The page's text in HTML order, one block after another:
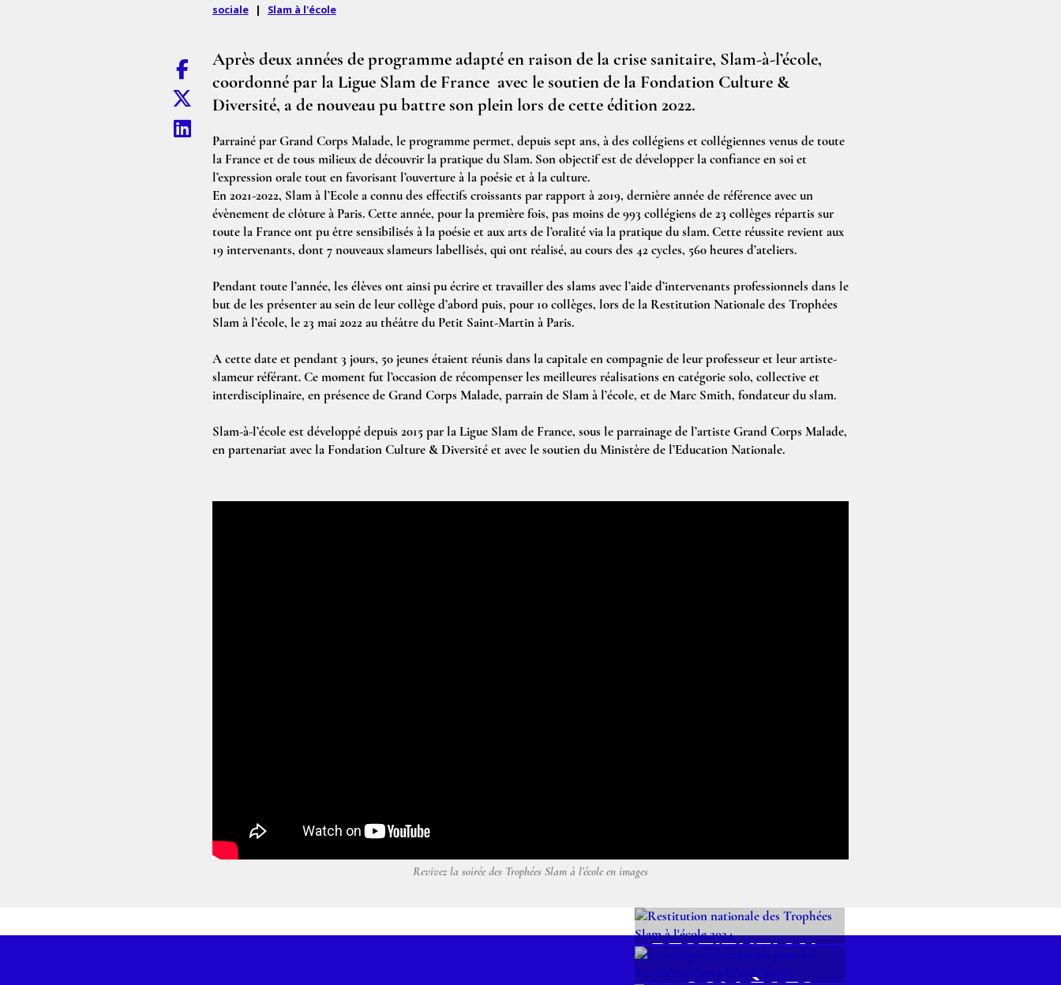
sociale
| Slam à l'école
Après deux années de programme adapté en raison de la crise sanitaire, Slam-à-l’école,
coordonné par la Ligue Slam de France avec le soutien de la Fondation Culture &
Diversité, a de nouveau pu battre son plein lors de cette édition 2022.
Parrainé par Grand Corps Malade, le programme permet, depuis sept ans, à des collégiens et collégiennes venus de toute
la France et de tous milieux de découvrir la pratique du Slam. Son objectif est de développer la confiance en soi et
l’expression orale tout en favorisant l’ouverture à la poésie et à la culture.
En 2021-2022, Slam à l’Ecole a connu des effectifs croissants par rapport à 2019, dernière année de référence avec un
évènement de clôture à Paris. Cette année, pour la première fois, pas moins de 993 collégiens de 23 collèges répartis sur
toute la France ont pu être sensibilisés à la poésie et aux arts de l’oralité via la pratique du slam. Cette réussite revient aux
19 intervenants, dont 7 nouveaux slameurs labellisés, qui ont réalisé, au cours des 42 cycles, 560 heures d’ateliers.
Pendant toute l’année, les élèves ont ainsi pu écrire et travailler des slams avec l’aide d’intervenants professionnels dans le
but de les présenter au sein de leur collège d’abord puis, pour 10 collèges, lors de la Restitution Nationale des Trophées
Slam à l’école, le 23 mai 2022 au théâtre du Petit Saint-Martin à Paris.
A cette date et pendant 3 jours, 50 jeunes étaient réunis dans la capitale en compagnie de leur professeur et leur artiste-
slameur référant. Ce moment fut l’occasion de récompenser les meilleures réalisations en catégorie solo, collective et
interdisciplinaire, en présence de Grand Corps Malade, parrain de Slam à l’école, et de Marc Smith, fondateur du slam.
Slam-à-l’école est développé depuis 2015 par la Ligue Slam de France, sous le parrainage de l’artiste Grand Corps Malade,
en partenariat avec la Fondation Culture & Diversité et avec le soutien du Ministère de l’Education Nationale.
Revivez la soirée des Trophées Slam à l’école en images
RESTITUTION
NATIONALE